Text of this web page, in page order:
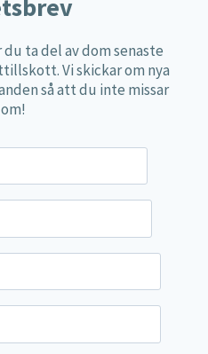
ta del av dom senaste
Vi skickar om nya
så att du inte missar